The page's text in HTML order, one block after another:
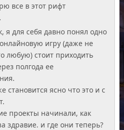
все в этот рифт
я для себя давно понял одно
игру (даже не
любую) стоит приходить
полгода ее
становится ясно что это и с
проекты начинали, как
здравие. и где они теперь?